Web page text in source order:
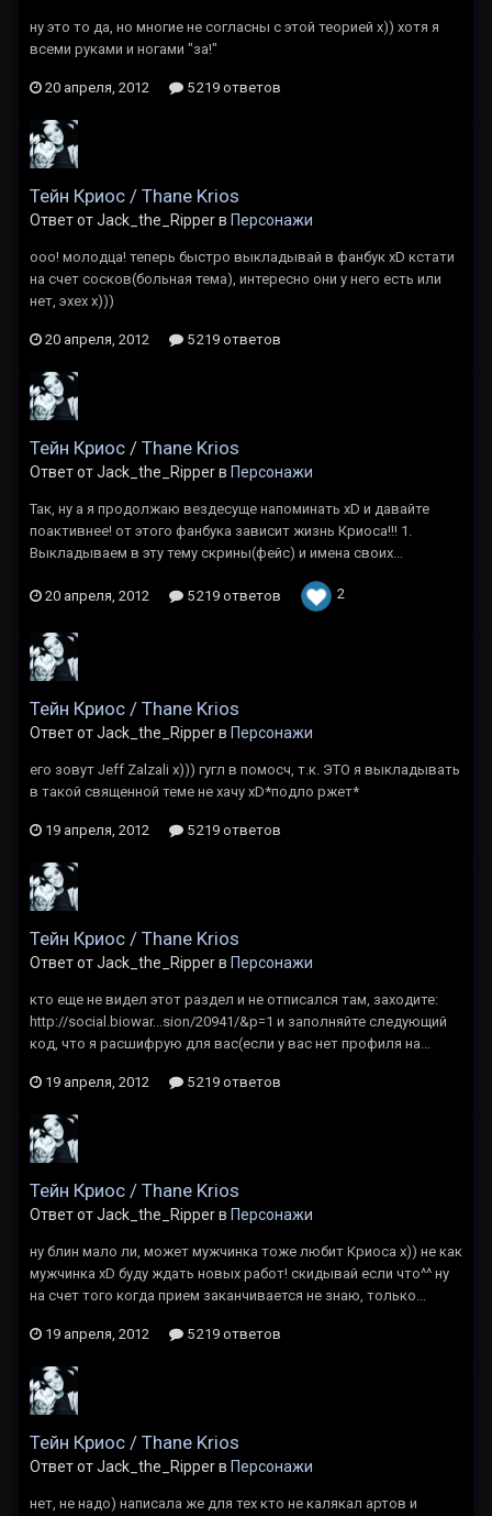
ну это то да, но многие не согласны с этой теорией х)) хотя я
всеми руками и ногами "за!"
20 апреля, 2012 5 219 ответов
Тейн Криос / Thane Krios
Ответ от Jack_the_Ripper в Персонажи
ооо! молодца! теперь быстро выкладывай в фанбук xD кстати
на счет сосков(больная тема), интересно они у него есть или
нет, эхех х)))
20 апреля, 2012 5 219 ответов
Тейн Криос / Thane Krios
Ответ от Jack_the_Ripper в Персонажи
Так, ну а я продолжаю вездесуще напоминать xD и давайте
поактивнее! от этого фанбука зависит жизнь Криоса!!! 1.
Выкладываем в эту тему скрины(фейс) и имена своих...
20 апреля, 2012 5 219 ответов 2
Тейн Криос / Thane Krios
Ответ от Jack_the_Ripper в Персонажи
его зовут Jeff Zalzali х))) гугл в помосч, т.к. ЭТО я выкладывать
в такой священной теме не хачу xD*подло ржет*
19 апреля, 2012 5 219 ответов
Тейн Криос / Thane Krios
Ответ от Jack_the_Ripper в Персонажи
кто еще не видел этот раздел и не отписался там, заходите:
http://social.biowar...sion/20941/&p=1 и заполняйте следующий
код, что я расшифрую для вас(если у вас нет профиля на...
19 апреля, 2012 5 219 ответов
Тейн Криос / Thane Krios
Ответ от Jack_the_Ripper в Персонажи
ну блин мало ли, может мужчинка тоже любит Криоса х)) не как
мужчинка xD буду ждать новых работ! скидывай если что^^ ну
на счет того когда прием заканчивается не знаю, только...
19 апреля, 2012 5 219 ответов
Тейн Криос / Thane Krios
Ответ от Jack_the_Ripper в Персонажи
нет, не надо) написала же для тех кто не калякал артов и